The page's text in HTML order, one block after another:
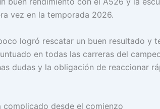
vez en la temporada 2026.
logró rescatar un buen resultado y
en todas las carreras del
dudas y la obligación de reaccionar
complicado desde el comienzo